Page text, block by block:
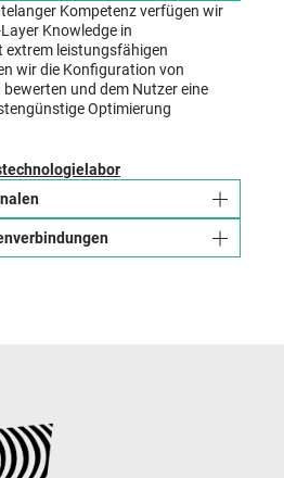
Kompetenz verfügen wir
Knowledge in
extrem leistungsfähigen
wir die Konfiguration von
und dem Nutzer eine
Optimierung